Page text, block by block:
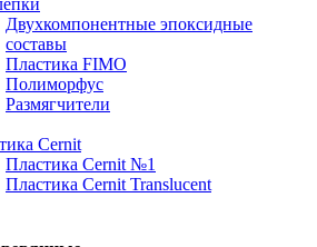
Двухкомпонентные эпоксидные
составы
Пластика FIMO
Полиморфус
Размягчители
Cernit
Пластика Cernit №1
Пластика Cernit Translucent